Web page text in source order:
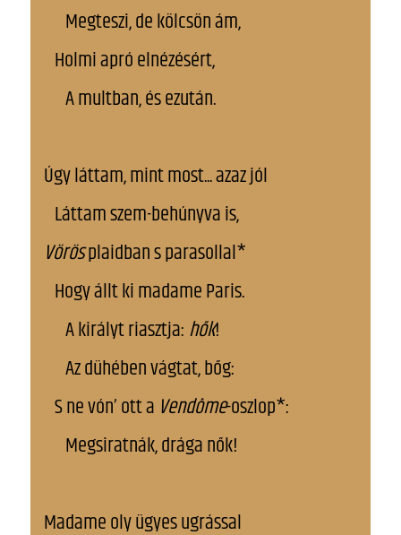
Megteszi, de kölcsön ám,
Holmi apró elnézésért,
A multban, és ezután.
Úgy láttam, mint most... azaz jól
Láttam szem-behúnyva is,
Vörösplaidban s parasollal*
Hogy állt ki madame Paris.
A királyt riasztja: hők!
Az dühében vágtat, bőg:
S ne vón’ ott a Vendôme-oszlop*:
Megsiratnák, drága nők!
Madame oly ügyes ugrással